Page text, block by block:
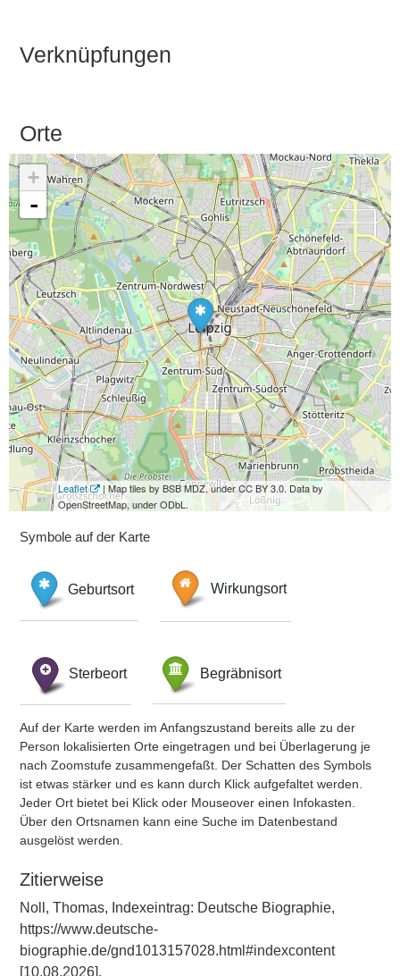
Verknüpfungen
Orte
+
-
Leaflet
| Map tiles by BSB MDZ, under CC BY 3.0. Data by
OpenStreetMap, under ODbL.
Symbole auf der Karte
Geburtsort Wirkungsort
Sterbeort Begräbnisort
Auf der Karte werden im Anfangszustand bereits alle zu der
Person lokalisierten Orte eingetragen und bei Überlagerung je
nach Zoomstufe zusammengefaßt. Der Schatten des Symbols
ist etwas stärker und es kann durch Klick aufgefaltet werden.
Jeder Ort bietet bei Klick oder Mouseover einen Infokasten.
Über den Ortsnamen kann eine Suche im Datenbestand
ausgelöst werden.
Zitierweise
Noll, Thomas, Indexeintrag: Deutsche Biographie,
https://www.deutsche-
biographie.de/gnd1013157028.html#indexcontent
[10.08.2026].